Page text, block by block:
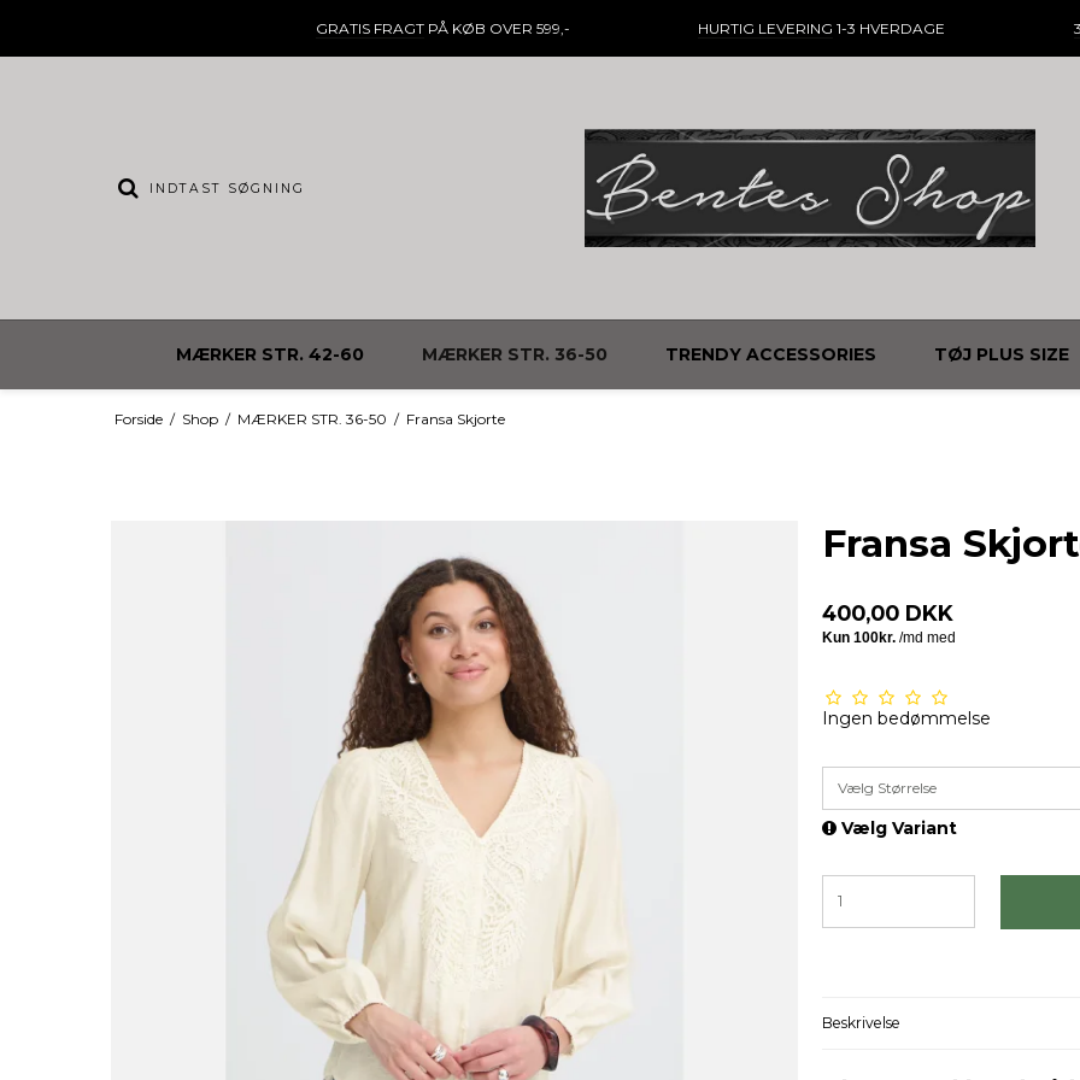
GRATIS FRAGTPÅ KØB OVER 599,- HURTIG LEVERING 1-3 HVERDAGE
MÆRKER STR. 42-60 MÆRKER STR. 36-50 TRENDY ACCESSORIES TØJ PLUS SIZE
Forside / Shop / MÆRKER STR. 36-50 / Fransa Skjorte
Fransa
400,00 DKK
Ingen bedømmelse
Vælg Størrelse
Vælg Variant
Beskrivelse